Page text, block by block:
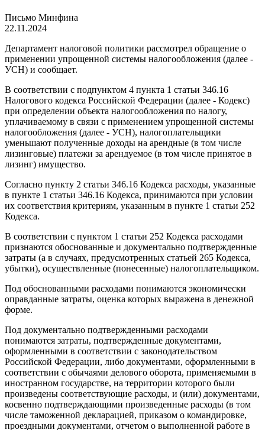
Письмо Минфина
22.11.2024
Департамент налоговой политики рассмотрел обращение о
применении упрощенной системы налогообложения (далее -
УСН) и сообщает.
В соответствии с подпунктом 4 пункта 1 статьи 346.16
Налогового кодекса Российской Федерации (далее - Кодекс)
при определении объекта налогообложения по налогу,
уплачиваемому в связи с применением упрощенной системы
налогообложения (далее - УСН), налогоплательщики
уменьшают полученные доходы на арендные (в том числе
лизинговые) платежи за арендуемое (в том числе принятое в
лизинг) имущество.
Согласно пункту 2 статьи 346.16 Кодекса расходы, указанные
в пункте 1 статьи 346.16 Кодекса, принимаются при условии
их соответствия критериям, указанным в пункте 1 статьи 252
Кодекса.
В соответствии с пунктом 1 статьи 252 Кодекса расходами
признаются обоснованные и документально подтвержденные
затраты (а в случаях, предусмотренных статьей 265 Кодекса,
убытки), осуществленные (понесенные) налогоплательщиком.
Под обоснованными расходами понимаются экономически
оправданные затраты, оценка которых выражена в денежной
форме.
Под документально подтвержденными расходами
понимаются затраты, подтвержденные документами,
оформленными в соответствии с законодательством
Российской Федерации, либо документами, оформленными в
соответствии с обычаями делового оборота, применяемыми в
иностранном государстве, на территории которого были
произведены соответствующие расходы, и (или) документами,
косвенно подтверждающими произведенные расходы (в том
числе таможенной декларацией, приказом о командировке,
проездными документами, отчетом о выполненной работе в